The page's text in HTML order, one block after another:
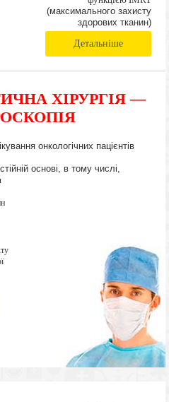
(максимального захисту
здорових тканин)
Детальніше
ХІРУРГІЯ —
онкологічних пацієнтів
основі, в тому числі,